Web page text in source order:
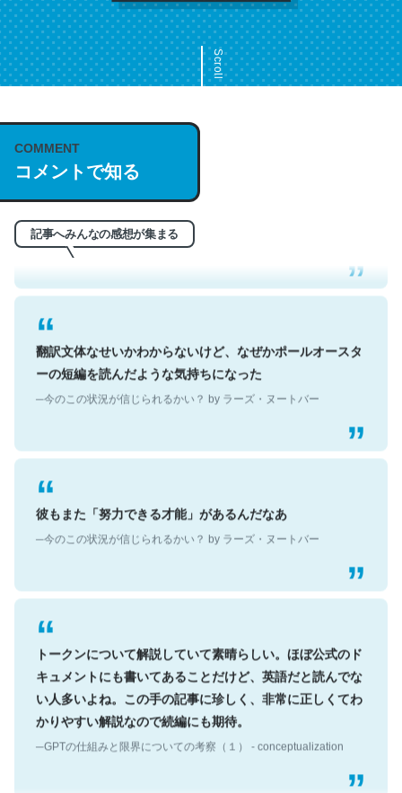
Scroll
COMMENT
コメントで知る
記事へみんなの感想が集まる
う。英語少しでも読める人は原文もお勧め。自分はこの流
れ好き。Let’s Fucking Go. Then Covid hit. Shit.
─今のこの状況が信じられるかい？ by ラーズ・ヌートバー
翻訳文体なせいかわからないけど、なぜかポールオースタ
ーの短編を読んだような気持ちになった
─今のこの状況が信じられるかい？ by ラーズ・ヌートバー
彼もまた「努力できる才能」があるんだなあ
─今のこの状況が信じられるかい？ by ラーズ・ヌートバー
トークンについて解説していて素晴らしい。ほぼ公式のド
キュメントにも書いてあることだけど、英語だと読んでな
い人多いよね。この手の記事に珍しく、非常に正しくてわ
かりやすい解説なので続編にも期待。
─GPTの仕組みと限界についての考察（１） - conceptualization